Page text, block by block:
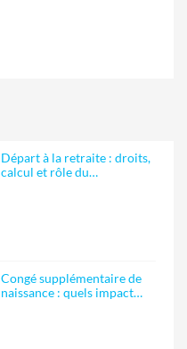
Départ à la retraite : droits,
calcul et rôle du…
Congé supplémentaire de
naissance : quels impact…